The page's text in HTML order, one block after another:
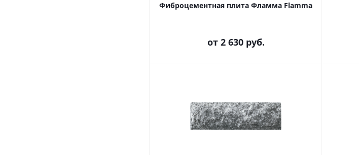
Фиброцементная плита Фламма Flamma
от 2 630 руб.